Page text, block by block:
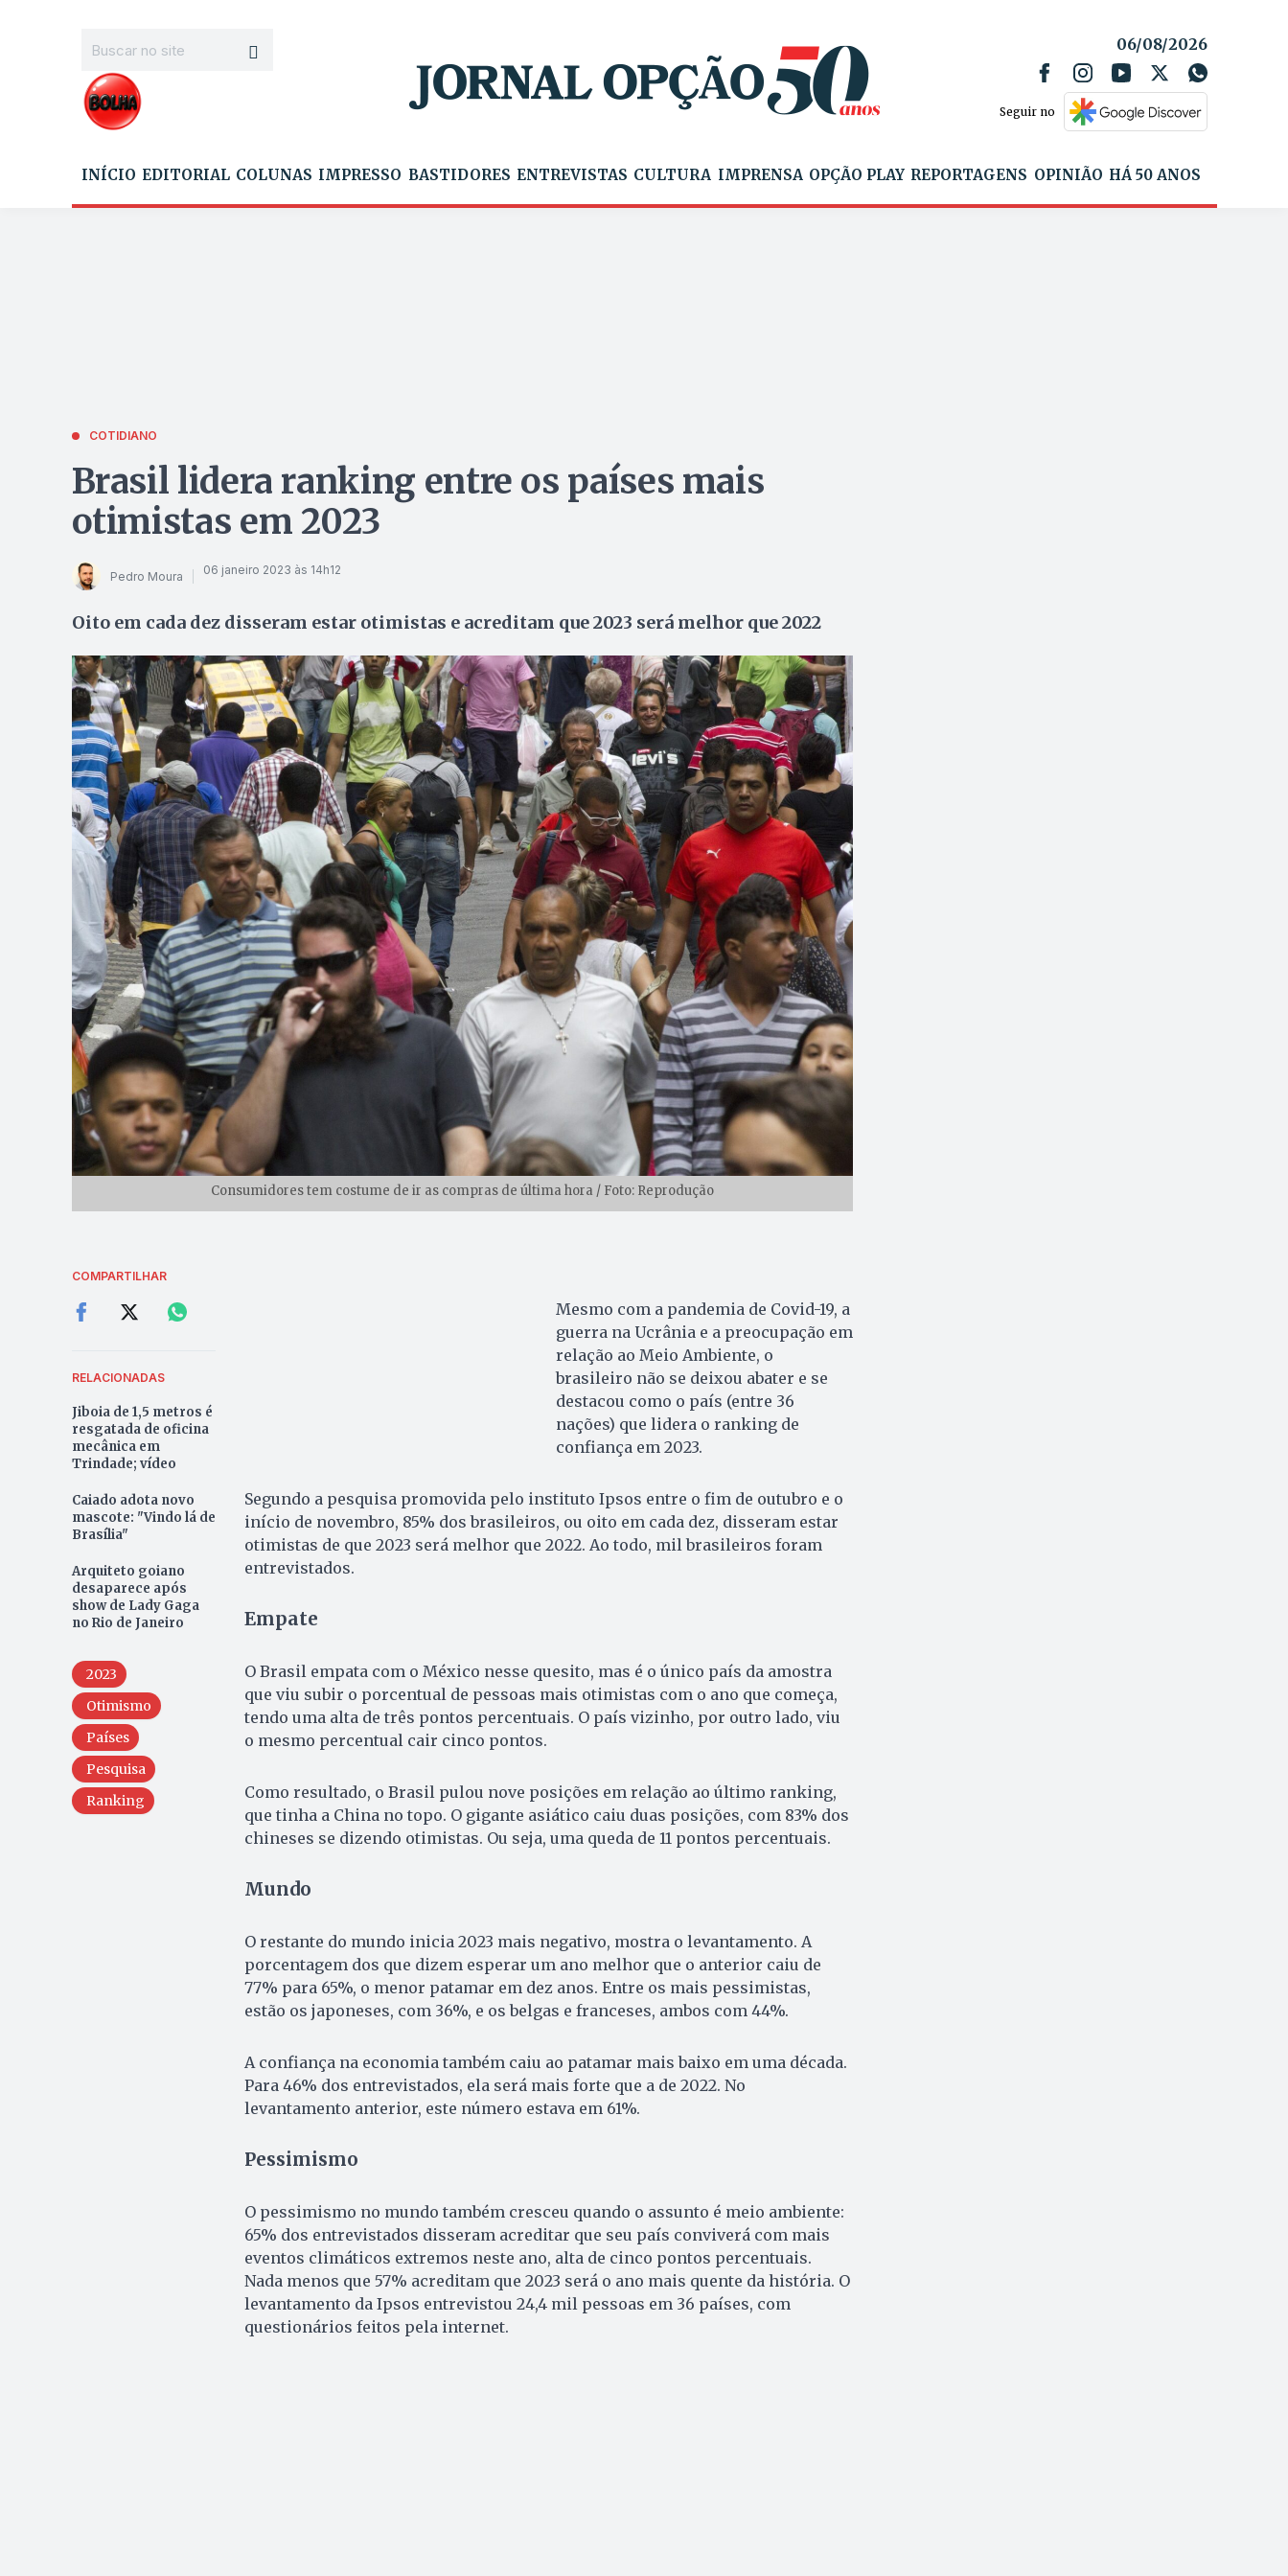
06/08/2026
Seguir no
INÍCIO EDITORIAL COLUNAS IMPRESSO BASTIDORES ENTREVISTAS CULTURA IMPRENSA OPÇÃO PLAY REPORTAGENS OPINIÃO HÁ 50 ANOS
COTIDIANO
Brasil lidera ranking entre os países mais
otimistas em 2023
Pedro Moura 06 janeiro 2023 às 14h12
Oito em cada dez disseram estar otimistas e acreditam que 2023 será melhor que 2022
Consumidores tem costume de ir as compras de última hora / Foto: Reprodução
COMPARTILHAR
RELACIONADAS
Jiboia de 1,5 metros é
resgatada de oficina
mecânica em
Trindade; vídeo
Caiado adota novo
mascote: "Vindo lá de
Brasília"
Arquiteto goiano
desaparece após
show de Lady Gaga
no Rio de Janeiro
2023
Otimismo
Países
Pesquisa
Ranking
Mesmo com a pandemia de Covid-19, a
guerra na Ucrânia e a preocupação em
relação ao Meio Ambiente, o
brasileiro não se deixou abater e se
destacou como o país (entre 36
nações) que lidera o ranking de
confiança em 2023.
Segundo a pesquisa promovida pelo instituto Ipsos entre o fim de outubro e o
início de novembro, 85% dos brasileiros, ou oito em cada dez, disseram estar
otimistas de que 2023 será melhor que 2022. Ao todo, mil brasileiros foram
entrevistados.
Empate
O Brasil empata com o México nesse quesito, mas é o único país da amostra
que viu subir o porcentual de pessoas mais otimistas com o ano que começa,
tendo uma alta de três pontos percentuais. O país vizinho, por outro lado, viu
o mesmo percentual cair cinco pontos.
Como resultado, o Brasil pulou nove posições em relação ao último ranking,
que tinha a China no topo. O gigante asiático caiu duas posições, com 83% dos
chineses se dizendo otimistas. Ou seja, uma queda de 11 pontos percentuais.
Mundo
O restante do mundo inicia 2023 mais negativo, mostra o levantamento. A
porcentagem dos que dizem esperar um ano melhor que o anterior caiu de
77% para 65%, o menor patamar em dez anos. Entre os mais pessimistas,
estão os japoneses, com 36%, e os belgas e franceses, ambos com 44%.
A confiança na economia também caiu ao patamar mais baixo em uma década.
Para 46% dos entrevistados, ela será mais forte que a de 2022. No
levantamento anterior, este número estava em 61%.
Pessimismo
O pessimismo no mundo também cresceu quando o assunto é meio ambiente:
65% dos entrevistados disseram acreditar que seu país conviverá com mais
eventos climáticos extremos neste ano, alta de cinco pontos percentuais.
Nada menos que 57% acreditam que 2023 será o ano mais quente da história. O
levantamento da Ipsos entrevistou 24,4 mil pessoas em 36 países, com
questionários feitos pela internet.